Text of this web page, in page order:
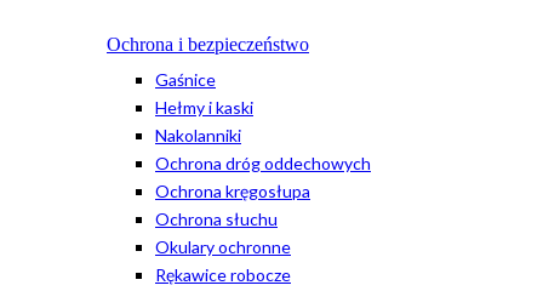
Ochrona i bezpieczeństwo
Gaśnice
Hełmy i kaski
Nakolanniki
Ochrona dróg oddechowych
Ochrona kręgosłupa
Ochrona słuchu
Okulary ochronne
Rękawice robocze